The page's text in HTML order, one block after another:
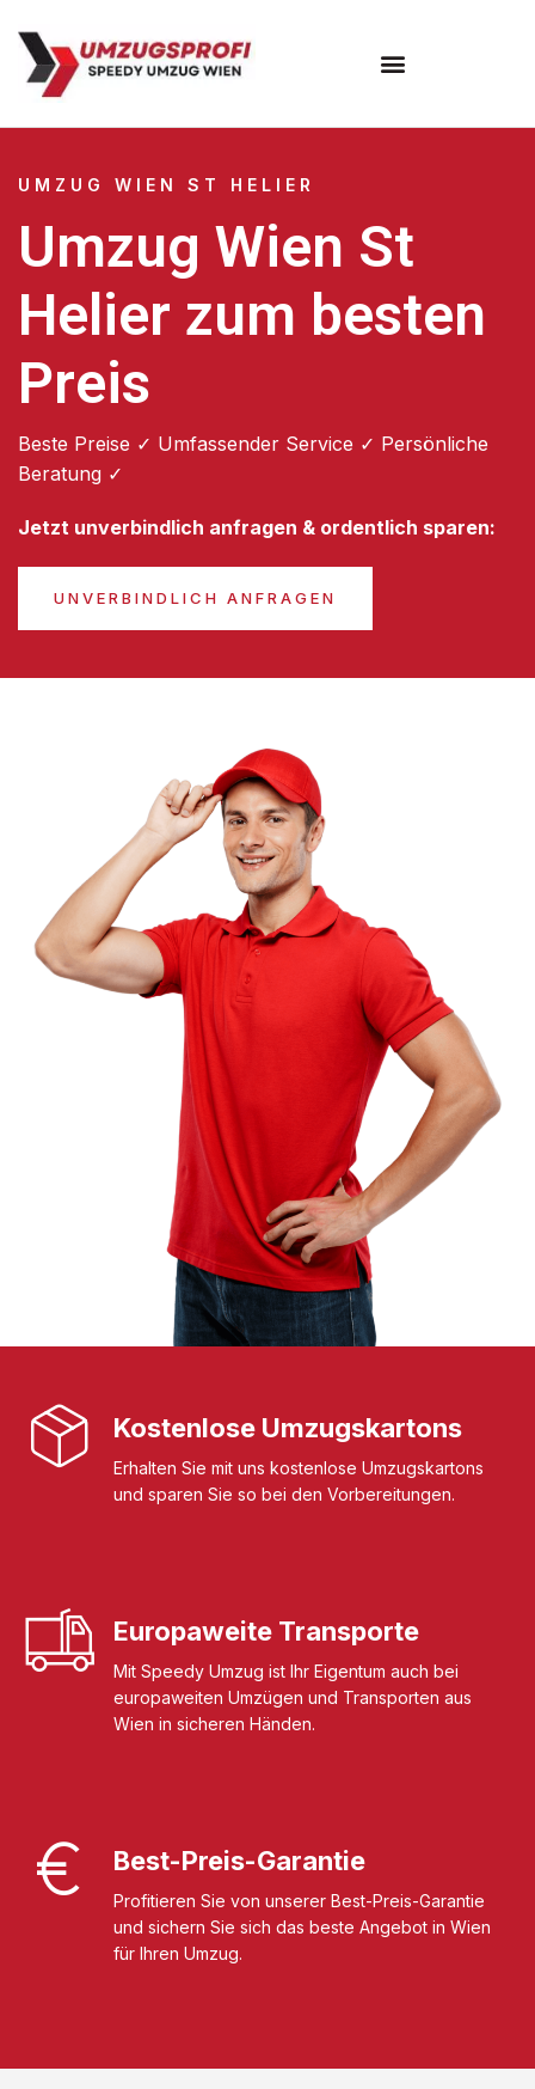
UMZUG WIEN ST HELIER
Umzug Wien St
Helier zum besten
Preis
Beste Preise ✓ Umfassender Service ✓ Persönliche
Beratung ✓
Jetzt unverbindlich anfragen & ordentlich sparen:
UNVERBINDLICH ANFRAGEN
Kostenlose Umzugskartons
Erhalten Sie mit uns kostenlose Umzugskartons
und sparen Sie so bei den Vorbereitungen.
Europaweite Transporte
Mit Speedy Umzug ist Ihr Eigentum auch bei
europaweiten Umzügen und Transporten aus
Wien in sicheren Händen.
Best-Preis-Garantie
Profitieren Sie von unserer Best-Preis-Garantie
und sichern Sie sich das beste Angebot in Wien
für Ihren Umzug.